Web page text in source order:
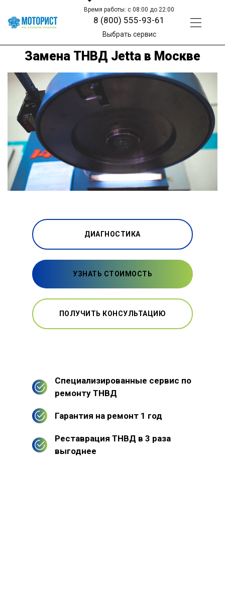
Время работы: с 08:00 до 22:00
8 (800) 555-93-61
Выбрать сервис
Замена ТНВД Jetta в Москве
ДИАГНОСТИКА
УЗНАТЬ СТОИМОСТЬ
ПОЛУЧИТЬ КОНСУЛЬТАЦИЮ
Специализированные сервис по
ремонту ТНВД
Гарантия на ремонт 1 год
Реставрация ТНВД в 3 раза
выгоднее